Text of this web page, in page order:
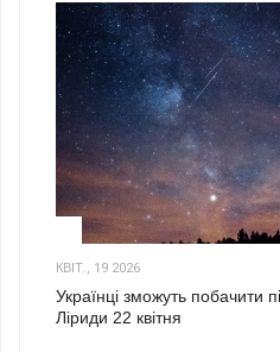
КВІТ., 19 2026
Українці зможуть побачити
Ліриди 22 квітня